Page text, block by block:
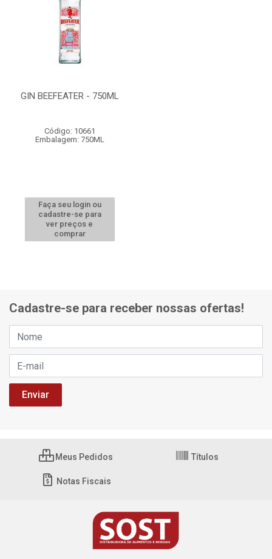
GIN BEEFEATER - 750ML
Código: 10661
Embalagem: 750ML
Faça seu login ou
cadastre-se para
ver preços e
comprar
Cadastre-se para receber nossas ofertas!
Meus Pedidos Títulos
Notas Fiscais